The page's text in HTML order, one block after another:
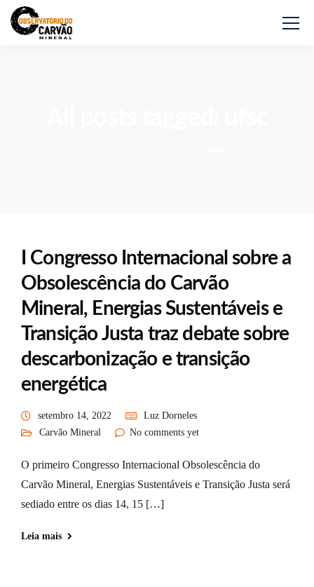
I Congresso Internacional sobre a
Obsolescência do Carvão
Mineral, Energias Sustentáveis e
Transição Justa traz debate sobre
descarbonização e transição
energética
setembro 14, 2022
Luz Dorneles
Carvão Mineral
No comments yet
O primeiro Congresso Internacional Obsolescência do
Carvão Mineral, Energias Sustentáveis e Transição Justa será
sediado entre os dias 14, 15 […]
Leia mais